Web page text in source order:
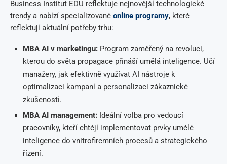
Business Institut EDU reflektuje nejnovější technologické
trendy a nabízí specializované online programy, které
reflektují aktuální potřeby trhu:
MBA AI v marketingu: Program zaměřený na revoluci,
kterou do světa propagace přináší umělá inteligence. Učí
manažery, jak efektivně využívat AI nástroje k
optimalizaci kampaní a personalizaci zákaznické
zkušenosti.
MBA AI management: Ideální volba pro vedoucí
pracovníky, kteří chtějí implementovat prvky umělé
inteligence do vnitrofiremních procesů a strategického
řízení.